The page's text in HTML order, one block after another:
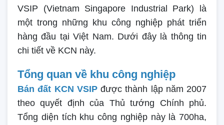
VSIP (Vietnam Singapore Industrial Park) là
một trong những khu công nghiệp phát triển
hàng đầu tại Việt Nam. Dưới đây là thông tin
chi tiết về KCN này.
Tổng quan về khu công nghiệp
Bán đất KCN VSIPđược thành lập năm 2007
theo quyết định của Thủ tướng Chính phủ.
Tổng diện tích khu công nghiệp này là 700ha,